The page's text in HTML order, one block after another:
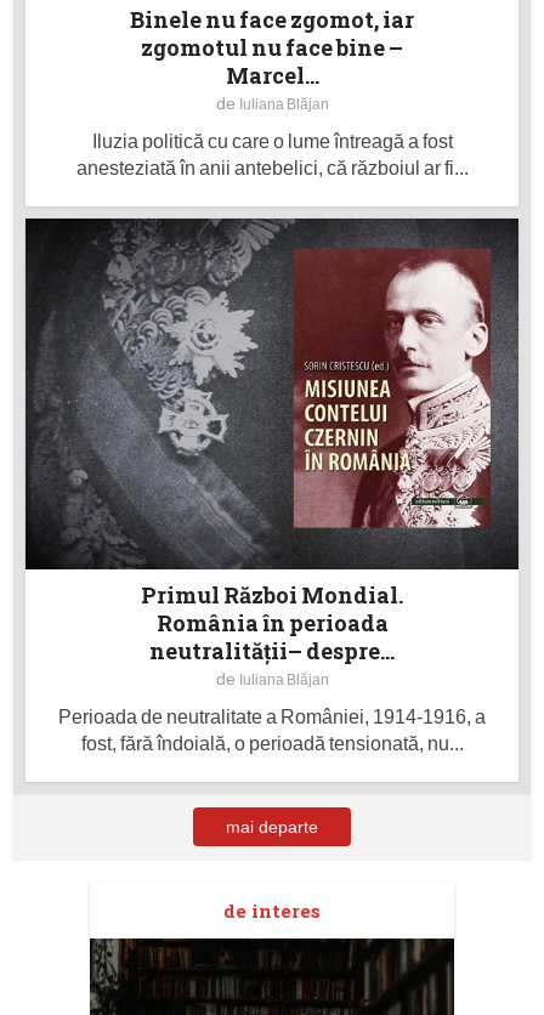
Binele nu face zgomot, iar
zgomotul nu face bine –
Marcel...
de Iuliana Blăjan
Iluzia politică cu care o lume întreagă a fost
anesteziată în anii antebelici, că războiul ar fi...
Primul Război Mondial.
România în perioada
neutralității– despre...
de Iuliana Blăjan
Perioada de neutralitate a României, 1914-1916, a
fost, fără îndoială, o perioadă tensionată, nu...
mai departe
de interes